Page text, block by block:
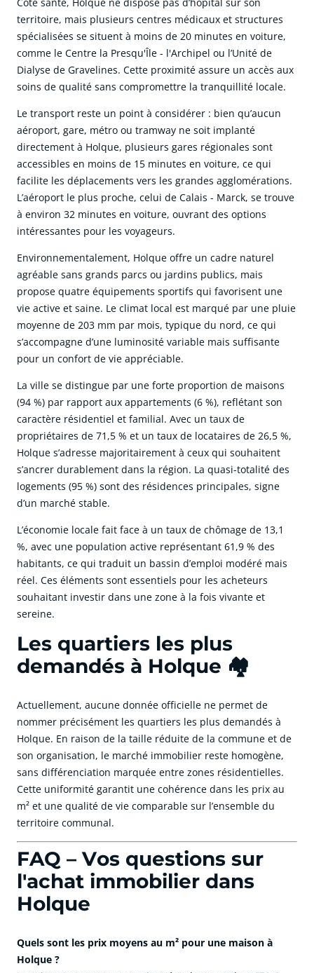
territoire, mais plusieurs centres médicaux et structures
spécialisées se situent à moins de 20 minutes en voiture,
comme le Centre la Presqu'Île - l'Archipel ou l’Unité de
Dialyse de Gravelines. Cette proximité assure un accès aux
soins de qualité sans compromettre la tranquillité locale.
Le transport reste un point à considérer : bien qu’aucun
aéroport, gare, métro ou tramway ne soit implanté
directement à Holque, plusieurs gares régionales sont
accessibles en moins de 15 minutes en voiture, ce qui
facilite les déplacements vers les grandes agglomérations.
L’aéroport le plus proche, celui de Calais - Marck, se trouve
à environ 32 minutes en voiture, ouvrant des options
intéressantes pour les voyageurs.
Environnementalement, Holque offre un cadre naturel
agréable sans grands parcs ou jardins publics, mais
propose quatre équipements sportifs qui favorisent une
vie active et saine. Le climat local est marqué par une pluie
moyenne de 203 mm par mois, typique du nord, ce qui
s’accompagne d’une luminosité variable mais suffisante
pour un confort de vie appréciable.
La ville se distingue par une forte proportion de maisons
(94 %) par rapport aux appartements (6 %), reflétant son
caractère résidentiel et familial. Avec un taux de
propriétaires de 71,5 % et un taux de locataires de 26,5 %,
Holque s’adresse majoritairement à ceux qui souhaitent
s’ancrer durablement dans la région. La quasi-totalité des
logements (95 %) sont des résidences principales, signe
d’un marché stable.
L’économie locale fait face à un taux de chômage de 13,1
%, avec une population active représentant 61,9 % des
habitants, ce qui traduit un bassin d’emploi modéré mais
réel. Ces éléments sont essentiels pour les acheteurs
souhaitant investir dans une zone à la fois vivante et
sereine.
Les quartiers les plus
demandés à Holque 🏘️
Actuellement, aucune donnée officielle ne permet de
nommer précisément les quartiers les plus demandés à
Holque. En raison de la taille réduite de la commune et de
son organisation, le marché immobilier reste homogène,
sans différenciation marquée entre zones résidentielles.
Cette uniformité garantit une cohérence dans les prix au
m² et une qualité de vie comparable sur l’ensemble du
territoire communal.
FAQ – Vos questions sur
l'achat immobilier dans
Holque
Quels sont les prix moyens au m² pour une maison à
Holque ?